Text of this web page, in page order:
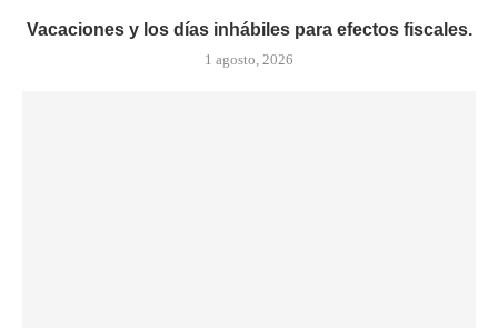
Vacaciones y los días inhábiles para efectos fiscales.
1 agosto, 2026